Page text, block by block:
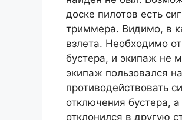
доске пилотов есть
триммера. Видимо, в
взлета. Необходимо
бустера, и экипаж не
экипаж пользовался
противодействовать
отключения бустера,
отклонился в другую